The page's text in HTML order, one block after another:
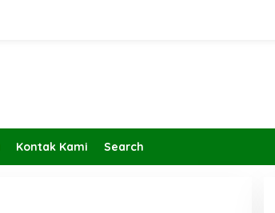
Kontak Kami Search